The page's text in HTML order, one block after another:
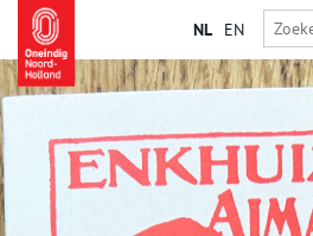
NL EN